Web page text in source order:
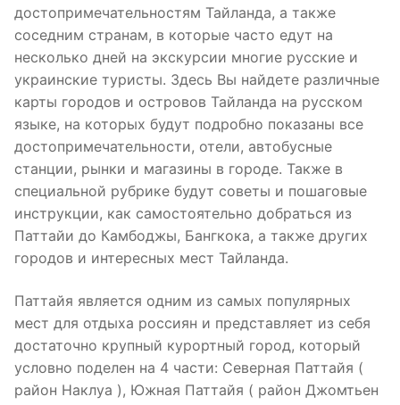
достопримечательностям Тайланда, а также
соседним странам, в которые часто едут на
несколько дней на экскурсии многие русские и
украинские туристы. Здесь Вы найдете различные
карты городов и островов Тайланда на русском
языке, на которых будут подробно показаны все
достопримечательности, отели, автобусные
станции, рынки и магазины в городе. Также в
специальной рубрике будут советы и пошаговые
инструкции, как самостоятельно добраться из
Паттайи до Камбоджы, Бангкока, а также других
городов и интересных мест Тайланда.
Паттайя является одним из самых популярных
мест для отдыха россиян и представляет из себя
достаточно крупный курортный город, который
условно поделен на 4 части: Северная Паттайя (
район Наклуа ), Южная Паттайя ( район Джомтьен